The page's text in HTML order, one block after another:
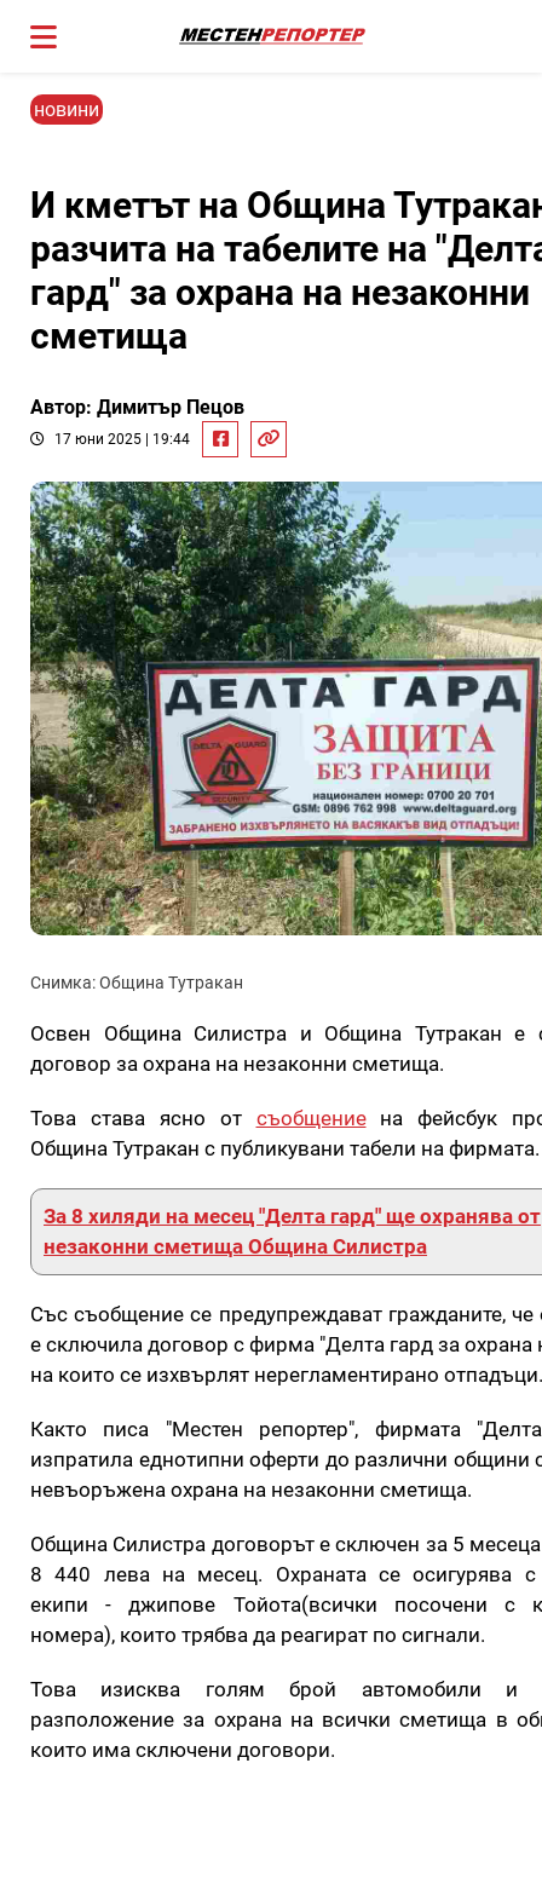
новини
И кметът на Община
разчита на табелите на
гард" за охрана на незаконни
сметища
Автор: Димитър Пецов
17 юни 2025 | 19:44
Снимка: Община Тутракан
Освен Община Силистра и Община Тутракан е
договор за охрана на незаконни сметища.
Това става ясно от съобщениена фейсбук
Община Тутракан с публикувани табели на
За 8 хиляди на месец "Делта гард" ще охранява от
незаконни сметища Община Силистра
Със съобщение се предупреждават гражданите, че
е сключила договор с фирма "Делта гард за охрана
на които се изхвърлят нерегламентирано
Както писа "Местен репортер", фирмата
изпратила еднотипни оферти до различни общини
невъоръжена охрана на незаконни сметища.
Община Силистра договорът е сключен за 5
8 440 лева на месец. Охраната се осигурява
екипи - джипове Тойота(всички посочени с
номера), които трябва да реагират по сигнали.
Това изисква голям брой автомобили и
разположение за охрана на всички сметища в
които има сключени договори.